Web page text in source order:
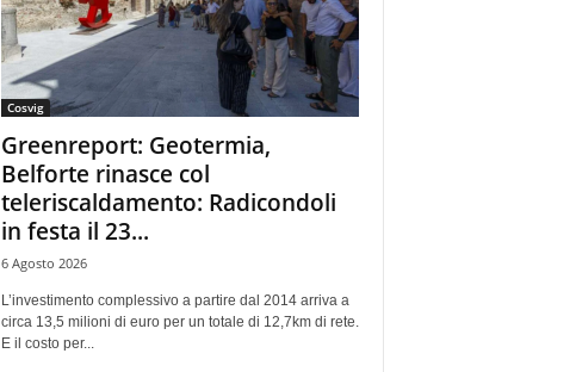
Cosvig
Greenreport: Geotermia,
Belforte rinasce col
teleriscaldamento: Radicondoli
in festa il 23...
6 Agosto 2026
L’investimento complessivo a partire dal 2014 arriva a
circa 13,5 milioni di euro per un totale di 12,7km di rete.
E il costo per...